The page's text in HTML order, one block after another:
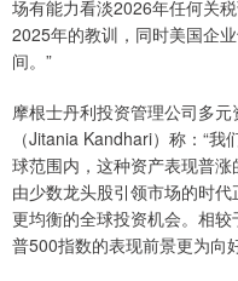
场有能力看淡2026年任何关
2025年的教训，同时美国企
间。”
摩根士丹利投资管理公司多
（Jitania Kandhari）称：“
球范围内，这种资产表现普
由少数龙头股引领市场的时
更均衡的全球投资机会。相
普500指数的表现前景更为向